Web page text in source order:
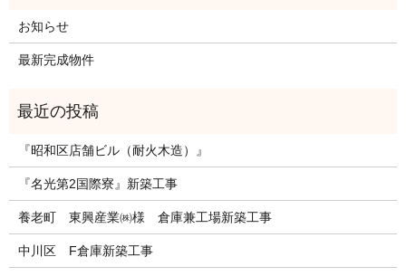
お知らせ
最新完成物件
『昭和区店舗ビル（耐火木造）』
『名光第2国際寮』新築工事
養老町 東興産業㈱様 倉庫兼工場新築工事
中川区 F倉庫新築工事